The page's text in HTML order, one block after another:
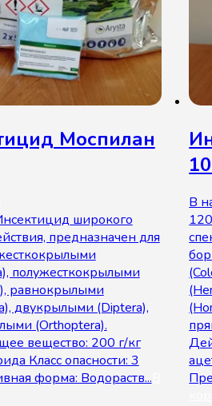
Моспилан
широкого
предназначен для
полужесткокрылыми
равнокрылыми
двукрылыми (Diptera),
(Orthoptera).
вещество: 200 г/кг
Класс опасности: 3
форма: Водораств...
В